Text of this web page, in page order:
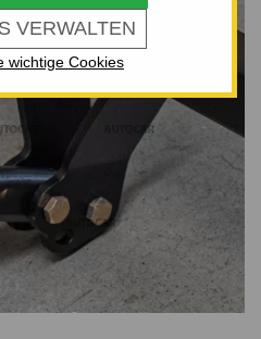
VERWALTEN
wichtige Cookies